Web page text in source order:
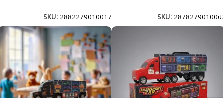
SKU:
SKU: 2882279010017